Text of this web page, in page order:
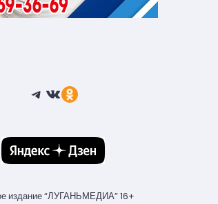
Telegram
ВКонтакте
Ссылка
издание “ЛУГАНЬМЕДИА” 16+